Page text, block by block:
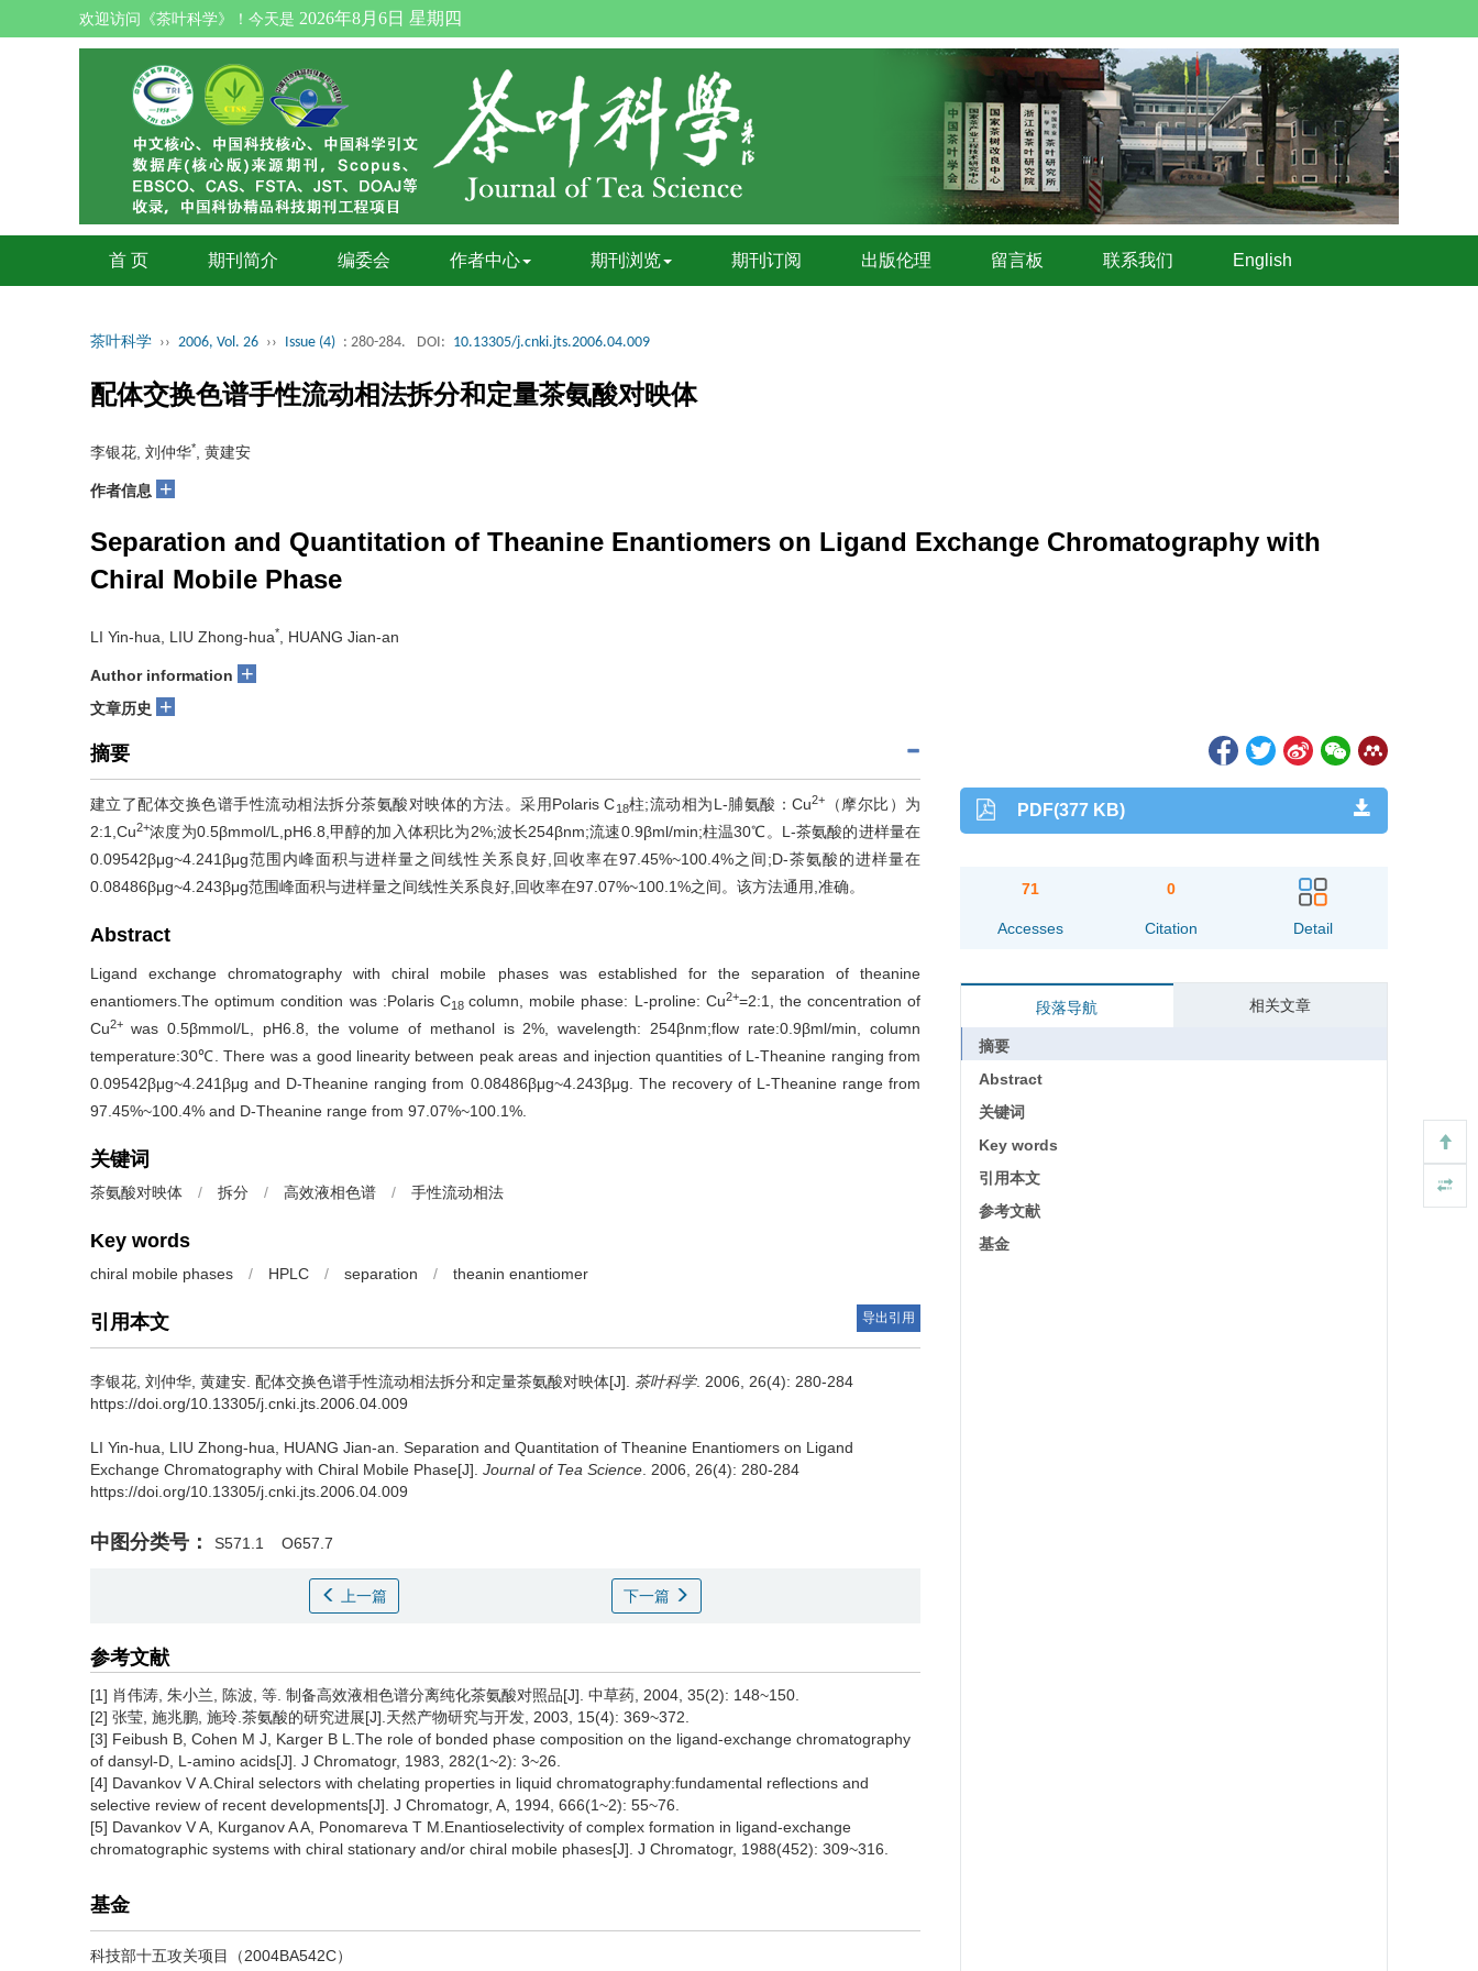
欢迎访问《茶叶科学》！今天是 2026年8月6日 星期四
首 页 期刊简介 编委会 作者中心 期刊浏览 期刊订阅 出版伦理 留言板 联系我们 English
茶叶科学 ›› 2006, Vol. 26 ›› Issue (4) : 280-284. DOI: 10.13305/j.cnki.jts.2006.04.009
配体交换色谱手性流动相法拆分和定量茶氨酸对映体
李银花, 刘仲华* , 黄建安
作者信息 +
Separation and Quantitation of Theanine Enantiomers on Ligand Exchange Chromatography with
Chiral Mobile Phase
LI Yin-hua, LIU Zhong-hua* , HUANG Jian-an
Author information +
文章历史 +
摘要
建立了配体交换色谱手性流动相法拆分茶氨酸对映体的方法。采用Polaris C18柱;流动相为L-脯氨酸：Cu2+
（摩尔比）为
2:1,Cu2+浓度为0.5βmmol/L,pH6.8,甲醇的加入体积比为2%;波长254βnm;流速0.9βml/min;柱温30℃。L-茶氨酸的进样量在
0.09542βμg~4.241βμg范围内峰面积与进样量之间线性关系良好,回收率在97.45%~100.4%之间;D-茶氨酸的进样量在
0.08486βμg~4.243βμg范围峰面积与进样量之间线性关系良好,回收率在97.07%~100.1%之间。该方法通用,准确。
Abstract
Ligand exchange chromatography with chiral mobile phases was established for the separation of theanine
enantiomers.The optimum condition was :Polaris C18column, mobile phase: L-proline: Cu2+=2:1, the concentration of
Cu2+ was 0.5βmmol/L, pH6.8, the volume of methanol is 2%, wavelength: 254βnm;flow rate:0.9βml/min, column
temperature:30℃. There was a good linearity between peak areas and injection quantities of L-Theanine ranging from
0.09542βμg~4.241βμg and D-Theanine ranging from 0.08486βμg~4.243βμg. The recovery of L-Theanine range from
97.45%~100.4% and D-Theanine range from 97.07%~100.1%.
关键词
茶氨酸对映体 / 拆分 / 高效液相色谱 / 手性流动相法
Key words
chiral mobile phases / HPLC / separation / theanin enantiomer
引用本文 导出引用
李银花, 刘仲华, 黄建安. 配体交换色谱手性流动相法拆分和定量茶氨酸对映体[J]. 茶叶科学. 2006, 26(4): 280-284
https://doi.org/10.13305/j.cnki.jts.2006.04.009
LI Yin-hua, LIU Zhong-hua, HUANG Jian-an. Separation and Quantitation of Theanine Enantiomers on Ligand
Exchange Chromatography with Chiral Mobile Phase[J]. Journal of Tea Science . 2006, 26(4): 280-284
https://doi.org/10.13305/j.cnki.jts.2006.04.009
中图分类号： S571.1 O657.7
上一篇 下一篇
参考文献
[1] 肖伟涛, 朱小兰, 陈波, 等. 制备高效液相色谱分离纯化茶氨酸对照品[J]. 中草药, 2004, 35(2): 148~150.
[2] 张莹, 施兆鹏, 施玲.茶氨酸的研究进展[J].天然产物研究与开发, 2003, 15(4): 369~372.
[3] Feibush B, Cohen M J, Karger B L.The role of bonded phase composition on the ligand-exchange chromatography
of dansyl-D, L-amino acids[J]. J Chromatogr, 1983, 282(1~2): 3~26.
[4] Davankov V A.Chiral selectors with chelating properties in liquid chromatography:fundamental reflections and
selective review of recent developments[J]. J Chromatogr, A, 1994, 666(1~2): 55~76.
[5] Davankov V A, Kurganov A A, Ponomareva T M.Enantioselectivity of complex formation in ligand-exchange
chromatographic systems with chiral stationary and/or chiral mobile phases[J]. J Chromatogr, 1988(452): 309~316.
基金
科技部十五攻关项目（2004BA542C）
PDF(377 KB)
71
Accesses
0
Citation Detail
段落导航 相关文章
摘要
Abstract
关键词
Key words
引用本文
参考文献
基金